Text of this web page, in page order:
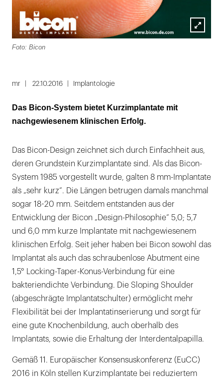
Lightbox
Foto: Bicon
mr 22.10.2016 Implantologie
Das Bicon-System bietet Kurzimplantate mit
nachgewiesenem klinischen Erfolg.
Das Bicon-Design zeichnet sich durch Einfachheit aus,
deren Grundstein Kurzimplantate sind. Als das Bicon-
System 1985 vorgestellt wurde, galten 8 mm-Implantate
als „sehr kurz“. Die Längen betrugen damals manchmal
sogar 18-20 mm. Seitdem entstanden aus der
Entwicklung der Bicon „Design-Philosophie“ 5,0; 5,7
und 6,0 mm kurze Implantate mit nachgewiesenem
klinischen Erfolg. Seit jeher haben bei Bicon sowohl das
Implantat als auch das schraubenlose Abutment eine
1,5° Locking-Taper-Konus-Verbindung für eine
bakteriendichte Verbindung. Die Sloping Shoulder
(abgeschrägte Implantatschulter) ermöglicht mehr
Flexibilität bei der Implantatinserierung und sorgt für
eine gute Knochenbildung, auch oberhalb des
Implantats, sowie die Erhaltung der Interdentalpapilla.
Gemäß 11. Europäischer Konsensuskonferenz (EuCC)
2016 in Köln stellen Kurzimplantate bei reduziertem